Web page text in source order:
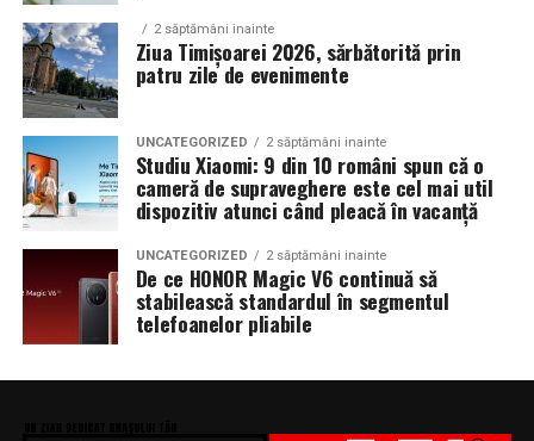
2 săptămâni inainte
Ziua Timișoarei 2026, sărbătorită prin
patru zile de evenimente
UNCATEGORIZED 2 săptămâni inainte
Studiu Xiaomi: 9 din 10 români spun că o
cameră de supraveghere este cel mai util
dispozitiv atunci când pleacă în vacanță
UNCATEGORIZED 2 săptămâni inainte
De ce HONOR Magic V6 continuă să
stabilească standardul în segmentul
telefoanelor pliabile